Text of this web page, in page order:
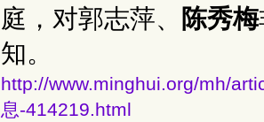
庭，对郭志萍、
陈秀梅
知。
http://www.minghui.org/mh/
息-414219.html